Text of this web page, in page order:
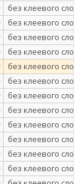
без клеевого слоя
без клеевого слоя
без клеевого слоя
без клеевого слоя
без клеевого слоя
без клеевого слоя
без клеевого слоя
без клеевого слоя
без клеевого слоя
без клеевого слоя
без клеевого слоя
без клеевого слоя